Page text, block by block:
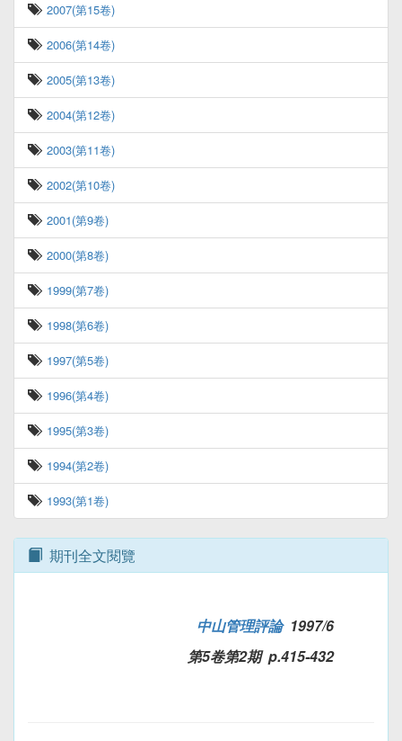
2007(第15卷)
2006(第14卷)
2005(第13卷)
2004(第12卷)
2003(第11卷)
2002(第10卷)
2001(第9卷)
2000(第8卷)
1999(第7卷)
1998(第6卷)
1997(第5卷)
1996(第4卷)
1995(第3卷)
1994(第2卷)
1993(第1卷)
期刊全文閱覽
中山管理評論1997/6
第5卷第2期 p.415-432